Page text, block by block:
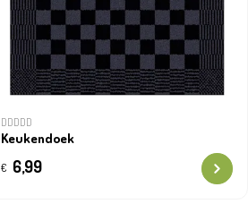
DDDDD
Keukendoek
€ 6,99